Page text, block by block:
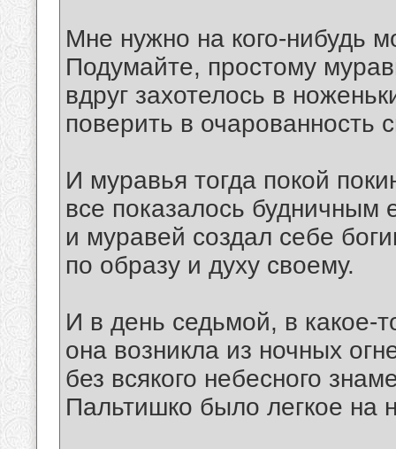
Мне нужно на кого-нибудь
Подумайте, простому
вдруг захотелось в
поверить в очарованность
И муравья тогда покой
все показалось будничным
и муравей создал себе
по образу и духу своему.
И в день седьмой, в какое-
она возникла из ночных
без всякого небесного
Пальтишко было легкое на